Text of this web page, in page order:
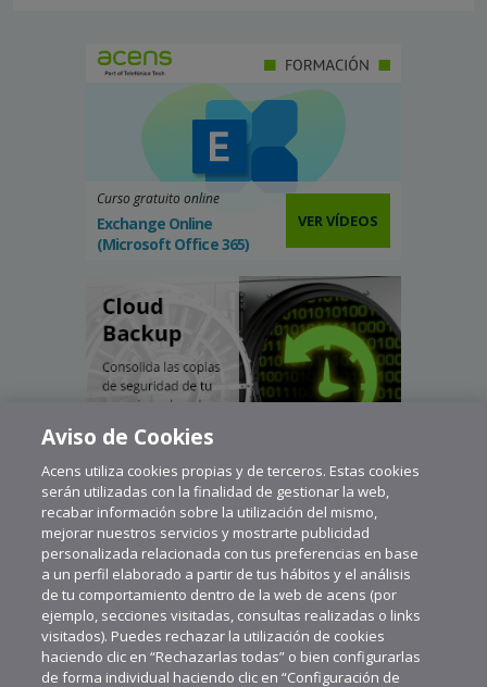
Curso gratuito online
Exchange Online
(Microsoft Office 365)
VER VÍDEOS
Aviso de Cookies
Acens utiliza cookies propias y de terceros. Estas cookies
serán utilizadas con la finalidad de gestionar la web,
recabar información sobre la utilización del mismo,
mejorar nuestros servicios y mostrarte publicidad
personalizada relacionada con tus preferencias en base
a un perfil elaborado a partir de tus hábitos y el análisis
de tu comportamiento dentro de la web de acens (por
ejemplo, secciones visitadas, consultas realizadas o links
visitados). Puedes rechazar la utilización de cookies
haciendo clic en “Rechazarlas todas” o bien configurarlas
de forma individual haciendo clic en “Configuración de